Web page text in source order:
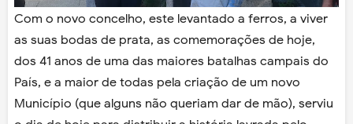
Com o novo concelho, este levantado a ferros, a viver
as suas bodas de prata, as comemorações de hoje,
dos 41 anos de uma das maiores batalhas campais do
País, e a maior de todas pela criação de um novo
Município (que alguns não queriam dar de mão), serviu